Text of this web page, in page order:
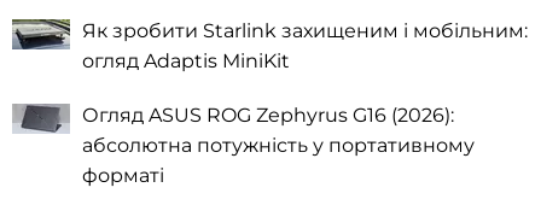
Як зробити Starlink захищеним і мобільним:
огляд Adaptis MiniKit
Огляд ASUS ROG Zephyrus G16 (2026):
абсолютна потужність у портативному
форматі